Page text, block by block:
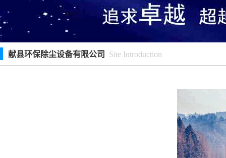
献县环保除尘设备有限公司 Site Introduction